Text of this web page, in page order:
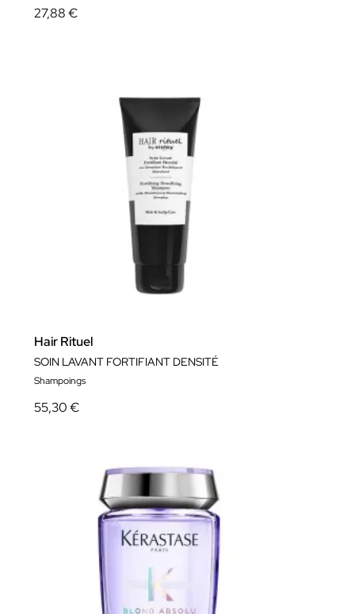
27,88 €
Hair Rituel
SOIN LAVANT FORTIFIANT DENSITÉ
Shampoings
55,30 €